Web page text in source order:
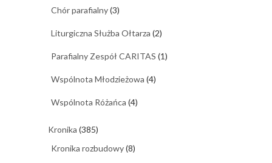
Chór parafialny(3)
Liturgiczna Służba Ołtarza (2)
Parafialny Zespół CARITAS (1)
Wspólnota Młodzieżowa (4)
Wspólnota Różańca (4)
Kronika (385)
Kronika rozbudowy(8)